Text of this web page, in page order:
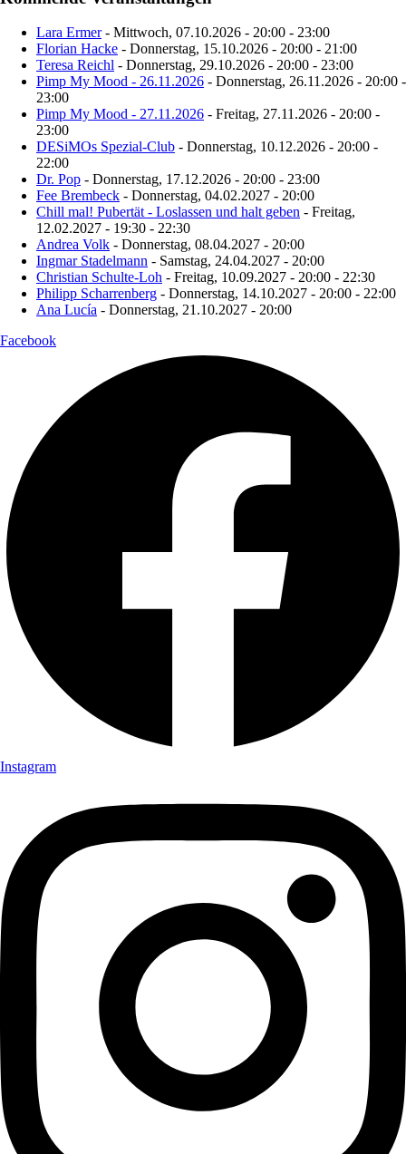
Lara Ermer- Mittwoch, 07.10.2026 - 20:00 - 23:00
Florian Hacke - Donnerstag, 15.10.2026 - 20:00 - 21:00
Teresa Reichl - Donnerstag, 29.10.2026 - 20:00 - 23:00
Pimp My Mood - 26.11.2026 - Donnerstag, 26.11.2026 - 20:00 -
23:00
Pimp My Mood - 27.11.2026 - Freitag, 27.11.2026 - 20:00 -
23:00
DESiMOs Spezial-Club - Donnerstag, 10.12.2026 - 20:00 -
22:00
Dr. Pop - Donnerstag, 17.12.2026 - 20:00 - 23:00
Fee Brembeck - Donnerstag, 04.02.2027 - 20:00
Chill mal! Pubertät - Loslassen und halt geben - Freitag,
12.02.2027 - 19:30 - 22:30
Andrea Volk - Donnerstag, 08.04.2027 - 20:00
Ingmar Stadelmann - Samstag, 24.04.2027 - 20:00
Christian Schulte-Loh - Freitag, 10.09.2027 - 20:00 - 22:30
Philipp Scharrenberg - Donnerstag, 14.10.2027 - 20:00 - 22:00
Ana Lucía - Donnerstag, 21.10.2027 - 20:00
Facebook
Instagram